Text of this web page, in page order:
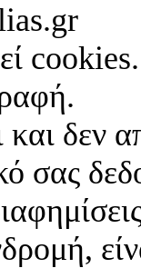
cookies.
δεν
σας